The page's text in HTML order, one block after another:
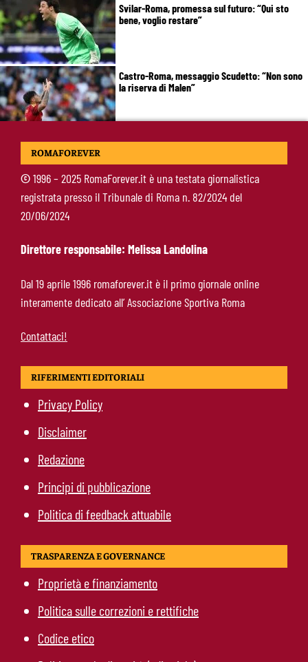
Svilar-Roma, promessa sul futuro: “Qui sto
bene, voglio restare”
Castro-Roma, messaggio Scudetto: “Non sono
la riserva di Malen”
Fofana-Roma, prima offerta respinta: il Lione
Ziolkowski-Roma, scelta di campo: “Penso
soltanto ai giallorossi”
ROMAFOREVER
©1996 – 2025 RomaForever.it è una testata giornalistica
registrata presso il Tribunale di Roma n. 82/2024 del
20/06/2024
Direttore responsabile: Melissa Landolina
Dal 19 aprile 1996 romaforever.it è il primo giornale online
interamente dedicato all’ Associazione Sportiva Roma
Contattaci!
RIFERIMENTI EDITORIALI
Privacy Policy
Disclaimer
Redazione
Principi di pubblicazione
Politica di feedback attuabile
TRASPARENZA E GOVERNANCE
Proprietà e finanziamento
Politica sulle correzioni e rettifiche
Codice etico